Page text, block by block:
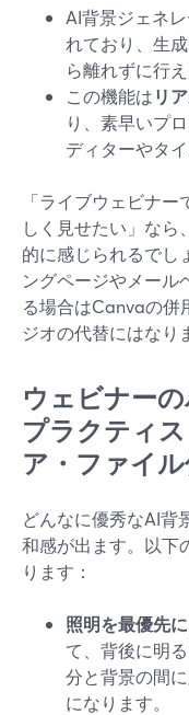
AI背景ジェネ
れており、生
ら離れずに行
この機能はリ
り、素早いプ
ディターやタ
「ライブウェビナ
しく見せたい」な
的に感じられるで
ングページやメー
る場合はCanvaの併
ジオの代替にはなり
ウェビナー
プラクティ
ア・ファイル
どんなに優秀なAI背
和感が出ます。以下
ります：
照明を最優先に
て、背後に明
分と背景の間
になります。